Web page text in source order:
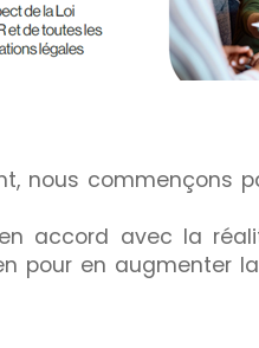
nous commençons
accord avec la
pour en augmenter